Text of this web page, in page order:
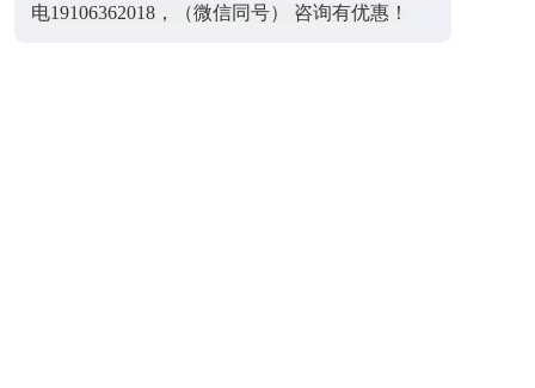
电19106362018，（微信同号） 咨询有优惠！